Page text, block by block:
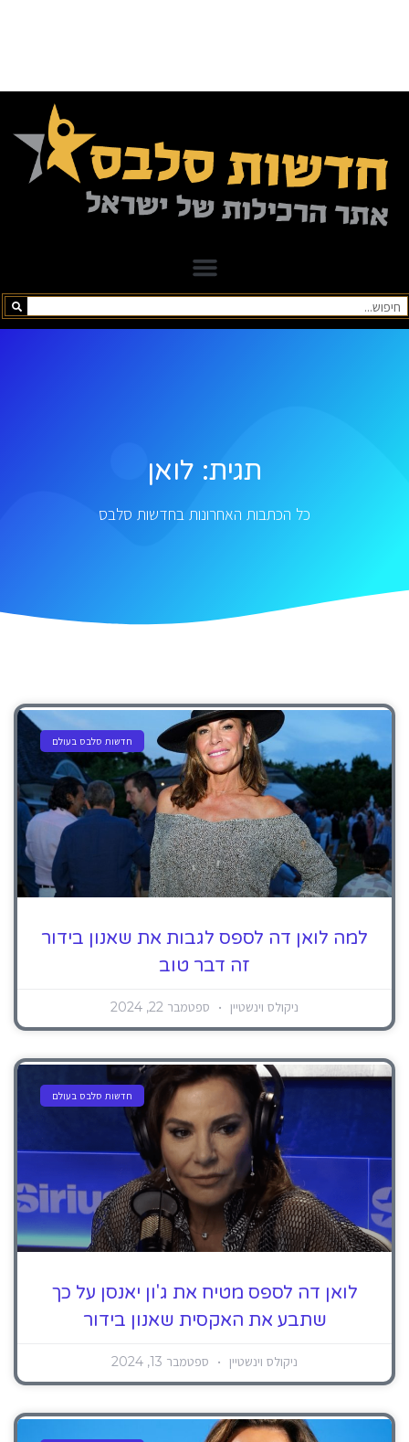
תגית: לואן
כל הכתבות האחרונות בחדשות סלבס
חדשות סלבס בעולם
למה לואן דה לספס לגבות את שאנון בידור
זה דבר טוב
ניקולס וינשטיין ספטמבר 22, 2024
חדשות סלבס בעולם
לואן דה לספס מטיח את ג'ון יאנסן על כך
שתבע את האקסית שאנון בידור
ניקולס וינשטיין ספטמבר 13, 2024